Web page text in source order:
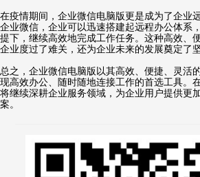
在疫情期间，企业微信电脑版更是成为了企业
企业微信，企业可以迅速搭建起远程办公体系
提下，继续高效地完成工作任务。这种高效、
企业度过了难关，还为企业未来的发展奠定了
总之，企业微信电脑版以其高效、便捷、灵活
现高效办公、随时随地连接工作的首选工具。
将继续深耕企业服务领域，为企业用户提供更
案。